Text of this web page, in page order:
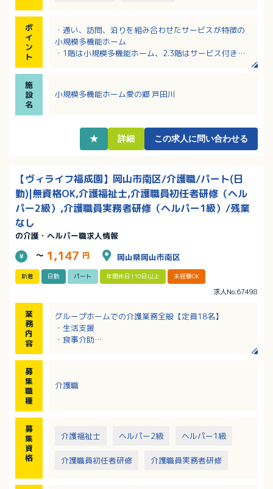
ポ
イ
ン
ト
・通い、訪問、泊りを組み合わせたサービスが特徴の
小規模多機能ホーム
・1階は小規模多機能ホーム、2.3階はサービス付き高
・平均介護度は1.6程度
施
設
名
小規模多機能ホーム愛の郷 芦田川
★ 詳細 この求人に問い合わせる
【ヴィライフ福成園】岡山市南区/介護職/パート(日
勤)|無資格OK,介護福祉士,介護職員初任者研修（ヘル
パー2級）,介護職員実務者研修（ヘルパー1級）/残業
なし
の介護・ヘルパー職求人情報
～ 1,147 円 岡山県岡山市南区
新着 日勤 パート 年間休日110日以上 未経験OK
求人No.67498
業
務
内
容
グループホームでの介護業務全般【定員18名】
・生活支援
・食事介助
・介護記録の記入
募
集
職
種
介護職
募
集
資
格
介護福祉士 ヘルパー2級 ヘルパー1級
介護職員初任者研修 介護職員実務者研修